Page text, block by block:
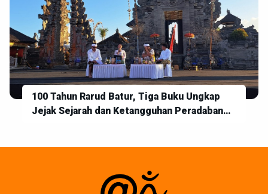
100 Tahun Rarud Batur, Tiga Buku Ungkap
Jejak Sejarah dan Ketangguhan Peradaban